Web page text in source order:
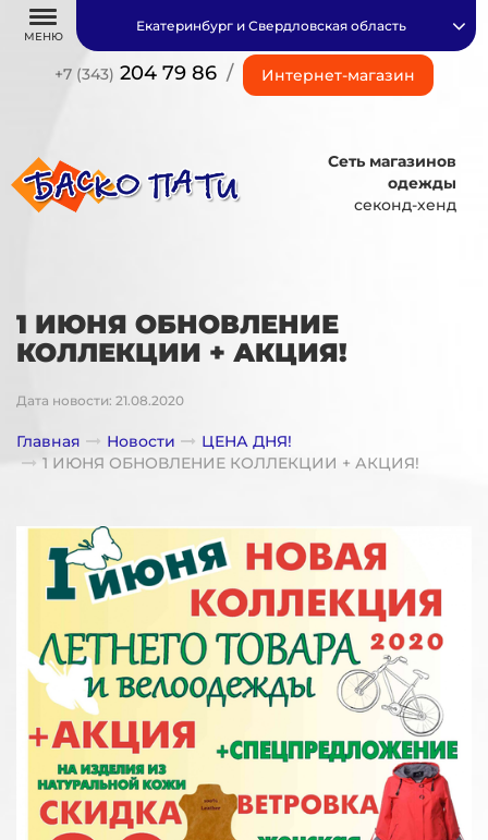
МЕНЮ
+7 (343) 204 79 86 / Интернет-магазин
Екатеринбург и Свердловская область
Сеть магазинов
одежды
секонд-хенд
1 ИЮНЯ ОБНОВЛЕНИЕ
КОЛЛЕКЦИИ + АКЦИЯ!
Дата новости: 21.08.2020
Главная Новости
ЦЕНА ДНЯ!
1 ИЮНЯ ОБНОВЛЕНИЕ КОЛЛЕКЦИИ + АКЦИЯ!